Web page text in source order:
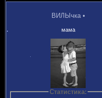
ВИЛЫчка •
мама
Статистика: